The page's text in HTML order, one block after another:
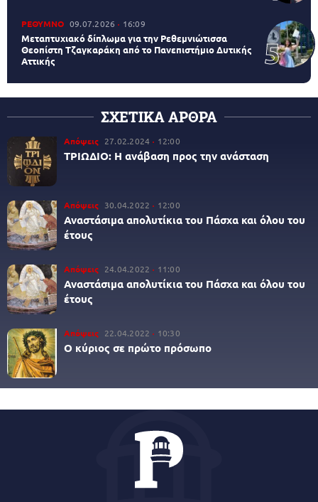
ΡΕΘΥΜΝΟ 09.07.2026 16:09
Μεταπτυχιακό δίπλωμα για την Ρεθεμνιώτισσα
Θεοπίστη Τζαγκαράκη από το Πανεπιστήμιο Δυτικής
Αττικής
ΣΧΕΤΙΚΑ ΑΡΘΡΑ
Απόψεις 27.02.2024 12:00
ΤΡΙΩΔΙΟ: Η ανάβαση προς την ανάσταση
Απόψεις 30.04.2022 12:00
Αναστάσιμα απολυτίκια του Πάσχα και όλου του
έτους
Απόψεις 24.04.2022 11:00
Αναστάσιμα απολυτίκια του Πάσχα και όλου του
έτους
Απόψεις 22.04.2022 10:30
Ο κύριος σε πρώτο πρόσωπο